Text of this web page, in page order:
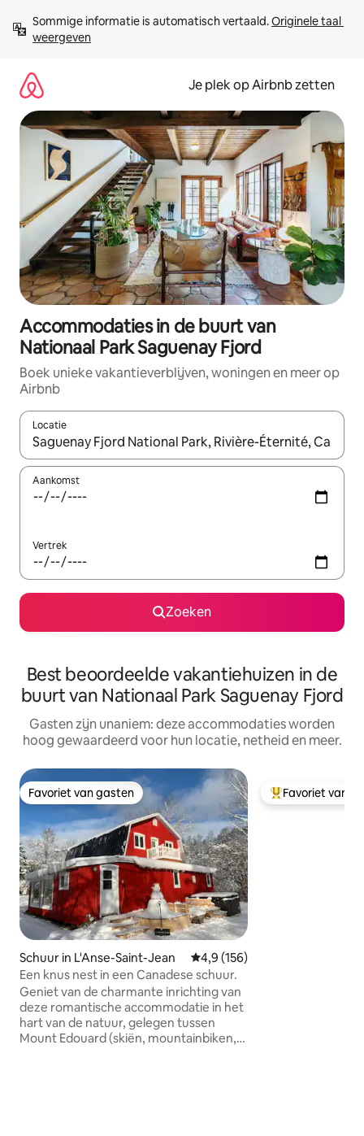
direct
naar
Sommige informatie is automatisch vertaald. Originele taal
weergeven
Je plek op Airbnb zetten
Accommodaties in de buurt van
Nationaal Park Saguenay Fjord
Boek unieke vakantieverblijven, woningen en meer op
Airbnb
Locatie
Wanneer er resultaten beschikbaar zijn, maak je een keuze
Aankomst
Vertrek
Zoeken
Best beoordeelde vakantiehuizen in de
buurt van Nationaal Park Saguenay Fjord
Gasten zijn unaniem: deze accommodaties worden
hoog gewaardeerd voor hun locatie, netheid en meer.
Favoriet van gasten
Favoriet van gasten
Schuur in L'Anse-Saint-Jean Gemiddelde beoordeling van
4,9 (156)
Een knus nest in een Canadese schuur.
Geniet van de charmante inrichting van
deze romantische accommodatie in het
hart van de natuur, gelegen tussen
Mount Edouard (skiën, mountainbiken,
Topfavoriet van
Favoriet van